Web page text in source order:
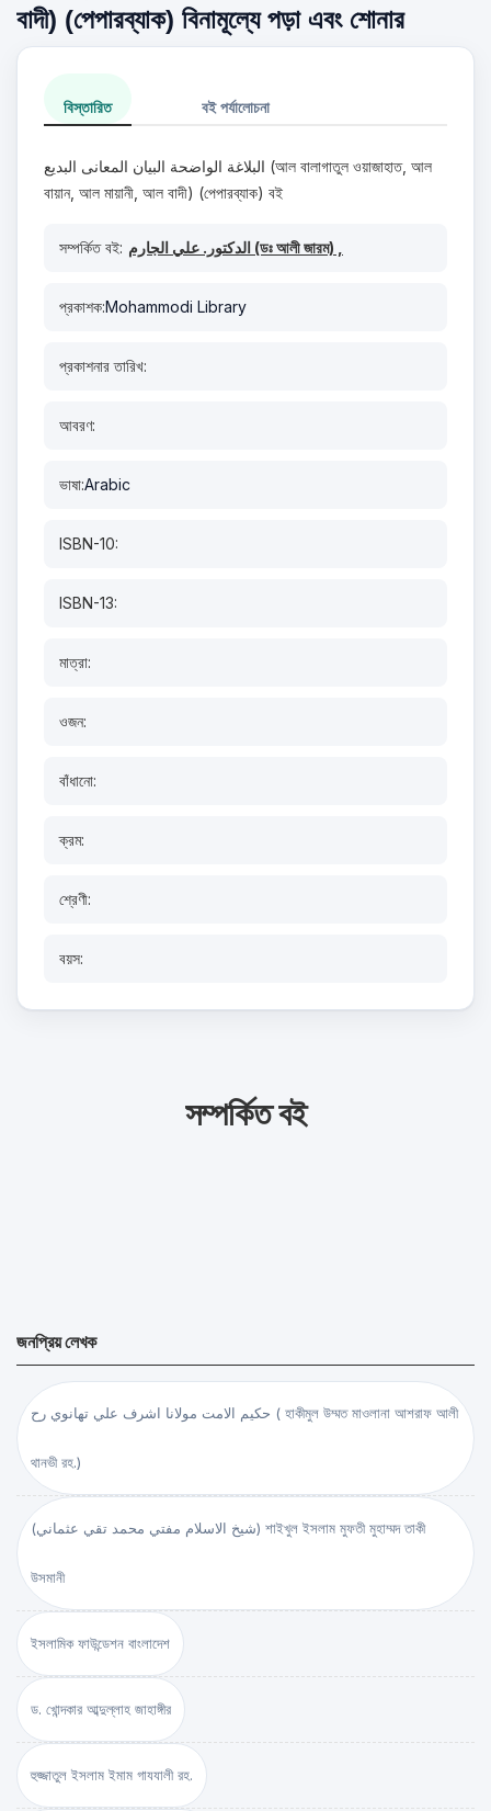
বাদী) (পেপারব্যাক) বিনামূল্যে পড়া এবং শোনার
বিস্তারিত বই পর্যালোচনা
البلاغة الواضحة البيان المعانى البديع (আল বালাগাতুল ওয়াজাহাত, আল
বায়ান, আল মায়ানী, আল বাদী) (পেপারব্যাক) বই
সম্পর্কিত বই: الدكتور. علي الجارم (ডঃ আলী জারম) ,
প্রকাশক:Mohammodi Library
প্রকাশনার তারিখ:
আবরণ:
ভাষা:Arabic
ISBN-10:
ISBN-13:
মাত্রা:
ওজন:
বাঁধানো:
ক্রম:
শ্রেণী:
বয়স:
সম্পর্কিত বই
জনপ্রিয় লেখক
حكيم الامت مولانا اشرف علي تهانوي رح ( হাকীমুল উম্মত মাওলানা আশরাফ আলী
থানভী রহ.)
(شيخ الاسلام مفتي محمد تقي عثماني) শাইখুল ইসলাম মুফতী মুহাম্মদ তাকী
উসমানী
ইসলামিক ফাউন্ডেশন বাংলাদেশ
ড. খোন্দকার আব্দুল্লাহ জাহাঙ্গীর
হুজ্জাতুল ইসলাম ইমাম গাযযালী রহ.